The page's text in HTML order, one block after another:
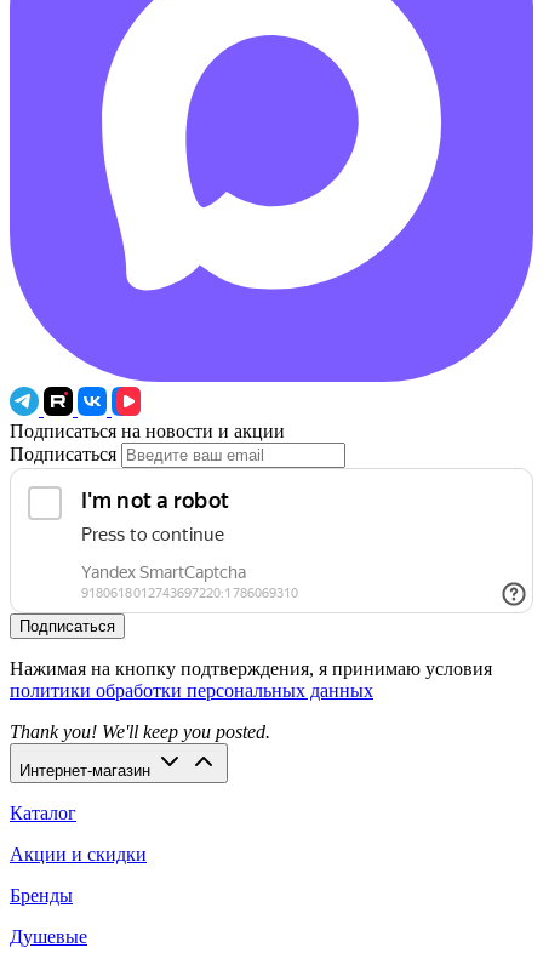
Подписаться на новости и акции
Подписаться
Подписаться
Нажимая на кнопку подтверждения, я принимаю условия
политики обработки персональных данных
Thank you! We'll keep you posted.
Интернет-магазин
Каталог
Акции и скидки
Бренды
Душевые